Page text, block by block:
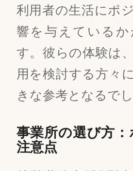
利用者の生活にポ
響を与えているか
す。彼らの体験は
用を検討する方々
きな参考となるでし
事業所の選び方：
注意点